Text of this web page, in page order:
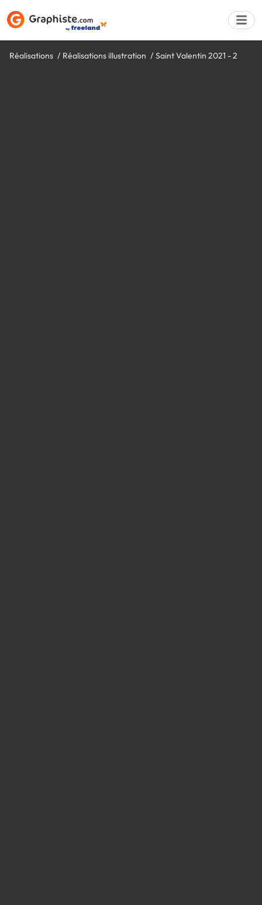
Réalisations Réalisations illustration Saint Valentin 2021 - 2